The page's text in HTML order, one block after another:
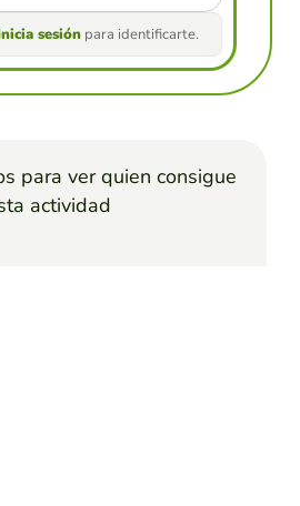
sesión para identificarte.
para ver quien consigue
actividad